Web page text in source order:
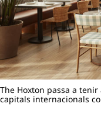
The Hoxton passa a
capitals internacionals